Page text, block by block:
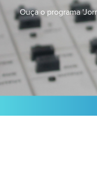
Ouça o programa